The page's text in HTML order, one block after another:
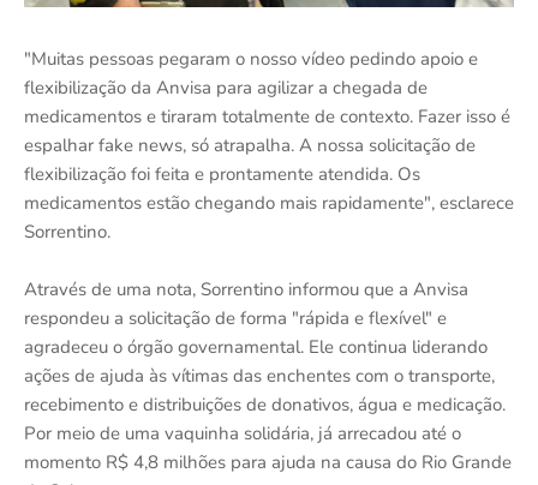
"Muitas pessoas pegaram o nosso vídeo pedindo apoio e
flexibilização da Anvisa para agilizar a chegada de
medicamentos e tiraram totalmente de contexto. Fazer isso é
espalhar fake news, só atrapalha. A nossa solicitação de
flexibilização foi feita e prontamente atendida. Os
medicamentos estão chegando mais rapidamente", esclarece
Sorrentino.
Através de uma nota, Sorrentino informou que a Anvisa
respondeu a solicitação de forma "rápida e flexível" e
agradeceu o órgão governamental. Ele continua liderando
ações de ajuda às vítimas das enchentes com o transporte,
recebimento e distribuições de donativos, água e medicação.
Por meio de uma vaquinha solidária, já arrecadou até o
momento R$ 4,8 milhões para ajuda na causa do Rio Grande